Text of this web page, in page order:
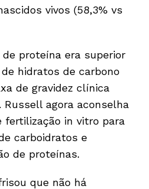
vivos (58,3% vs
proteína era superior
hidratos de carbono
de gravidez clínica
Russell agora aconselha
fertilização in vitro para
carboidratos e
de proteínas.
que não há